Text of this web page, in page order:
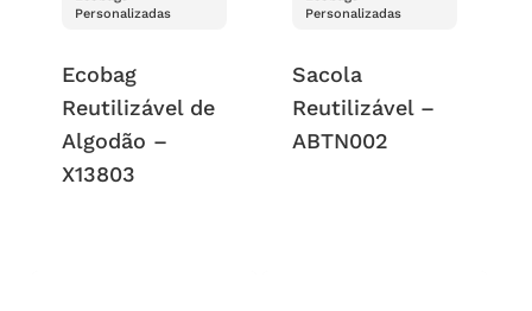
Personalizadas
Ecobag
Reutilizável de
Algodão –
X13803
Personalizadas
Sacola
Reutilizável –
ABTN002